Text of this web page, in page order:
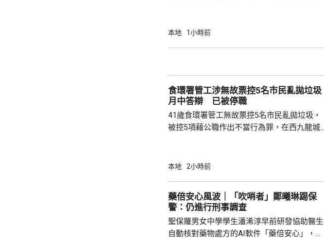
跨部門工作小組，正籌備綜合營運測試、公共
測試，循序漸進提升口岸負荷，並在每次測試
後即時跟進問題，又要求小組必須以...
本地 1小時前
食環署管工涉無故票控5名市民亂拋垃圾
月中答辯 已被停職
41歲食環署管工無故票控5名市民亂拋垃圾，
被控5項藉公職作出不當行為罪，在西九龍城
銳，案發時為食環署深水埗區環境衞生辦事處
圾，告票未有妥善送達，部分人被票控時甚至
不在港，令他們被追討罰款、遭通緝和拘捕。
食環署：涉事管工停職 ...
本地 2小時前
藥倍安心風波｜「吹哨者」鄭曦琳踢保
警：仍進行刑事調查
聖保羅男女中學學生潘浠淳早前研發協助醫生
自動核對藥物處方的AI軟件「藥倍安心」，去